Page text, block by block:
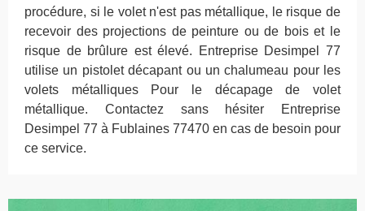
procédure, si le volet n'est pas métallique, le risque de
recevoir des projections de peinture ou de bois et le
risque de brûlure est élevé. Entreprise Desimpel 77
utilise un pistolet décapant ou un chalumeau pour les
volets métalliques Pour le décapage de volet
métallique. Contactez sans hésiter Entreprise
Desimpel 77 à Fublaines 77470 en cas de besoin pour
ce service.